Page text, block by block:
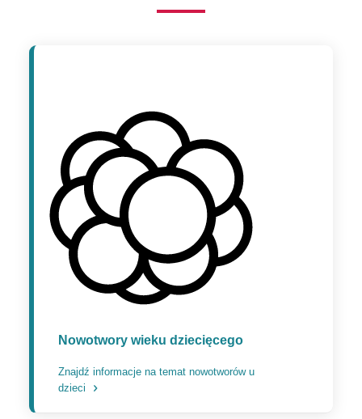
Nowotwory wieku dziecięcego
Znajdź informacje na temat nowotworów u
dzieci